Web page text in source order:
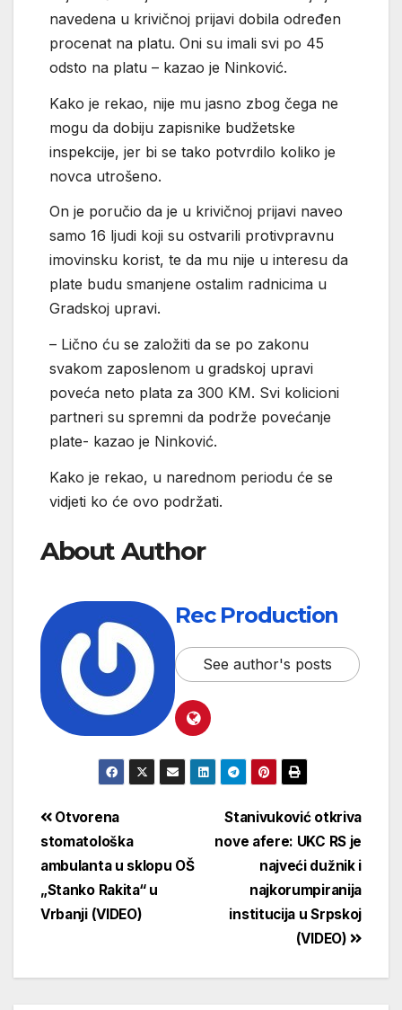
navedena u krivičnoj prijavi dobila određen
procenat na platu. Oni su imali svi po 45
odsto na platu – kazao je Ninković.
Kako je rekao, nije mu jasno zbog čega ne
mogu da dobiju zapisnike budžetske
inspekcije, jer bi se tako potvrdilo koliko je
novca utrošeno.
On je poručio da je u krivičnoj prijavi naveo
samo 16 ljudi koji su ostvarili protivpravnu
imovinsku korist, te da mu nije u interesu da
plate budu smanjene ostalim radnicima u
Gradskoj upravi.
– Lično ću se založiti da se po zakonu
svakom zaposlenom u gradskoj upravi
poveća neto plata za 300 KM. Svi kolicioni
partneri su spremni da podrže povećanje
plate- kazao je Ninković.
Kako je rekao, u narednom periodu će se
vidjeti ko će ovo podržati.
About Author
Rec Production
See author's posts
Stanivuković otkriva
nove afere: UKC RS je
najveći dužnik i
najkorumpiranija
institucija u Srpskoj
(VIDEO)
Otvorena
stomatološka
ambulanta u sklopu OŠ
„Stanko Rakita“ u
Vrbanji (VIDEO)